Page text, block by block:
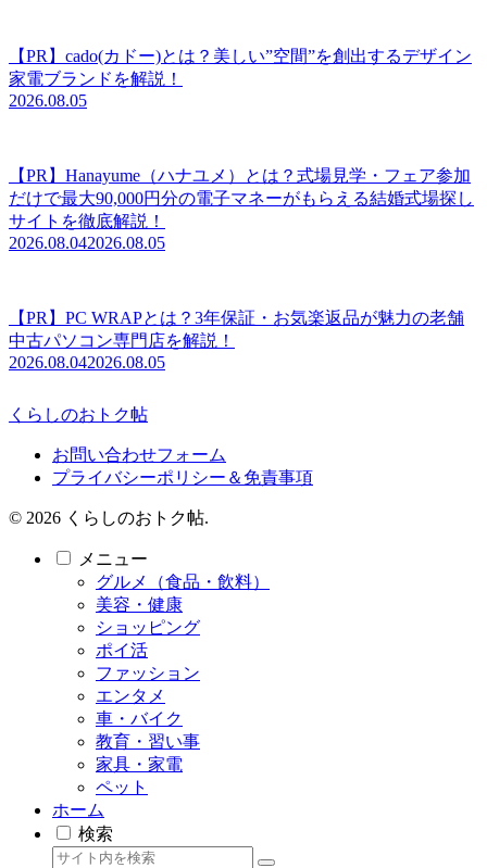
【PR】cado(カドー)とは？美しい”空間”を創出するデザイン
家電ブランドを解説！
2026.08.05
【PR】Hanayume（ハナユメ）とは？式場見学・フェア参加
だけで最大90,000円分の電子マネーがもらえる結婚式場探し
サイトを徹底解説！
2026.08.042026.08.05
【PR】PC WRAPとは？3年保証・お気楽返品が魅力の老舗
中古パソコン専門店を解説！
2026.08.042026.08.05
くらしのおトク帖
お問い合わせフォーム
プライバシーポリシー＆免責事項
© 2026 くらしのおトク帖.
メニュー
グルメ（食品・飲料）
美容・健康
ショッピング
ポイ活
ファッション
エンタメ
車・バイク
教育・習い事
家具・家電
ペット
ホーム
検索